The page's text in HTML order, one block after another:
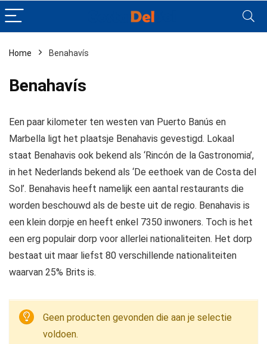
Home Benahavís
Benahavís
Een paar kilometer ten westen van Puerto Banús en
Marbella ligt het plaatsje Benahavis gevestigd. Lokaal
staat Benahavis ook bekend als ‘Rincón de la Gastronomia’,
in het Nederlands bekend als ‘De eethoek van de Costa del
Sol’. Benahavis heeft namelijk een aantal restaurants die
worden beschouwd als de beste uit de regio. Benahavis is
een klein dorpje en heeft enkel 7350 inwoners. Toch is het
een erg populair dorp voor allerlei nationaliteiten. Het dorp
bestaat uit maar liefst 80 verschillende nationaliteiten
waarvan 25% Brits is.
Geen producten gevonden die aan je selectie
voldoen.